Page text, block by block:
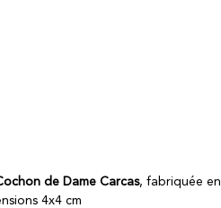
de Dame Carcas, fabriquée en
4x4 cm